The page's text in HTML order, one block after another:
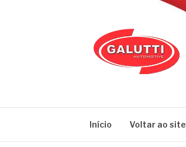
Início Voltar ao site